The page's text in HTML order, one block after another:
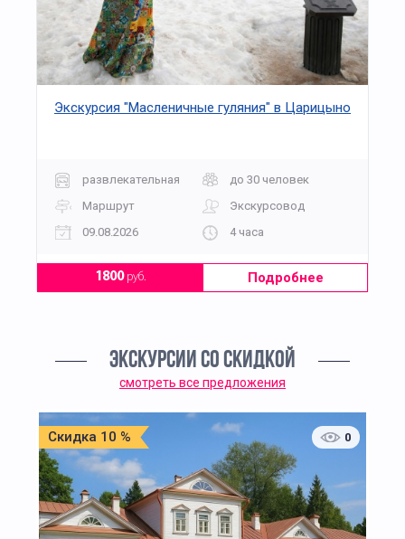
Экскурсия "Масленичные гуляния" в Царицыно
развлекательная
до 30 человек
Маршрут
Экскурсовод
09.08.2026
4 часа
1800руб. Подробнее
ЭКСКУРСИИ СО СКИДКОЙ
смотреть все предложения
Скидка 10 % 0